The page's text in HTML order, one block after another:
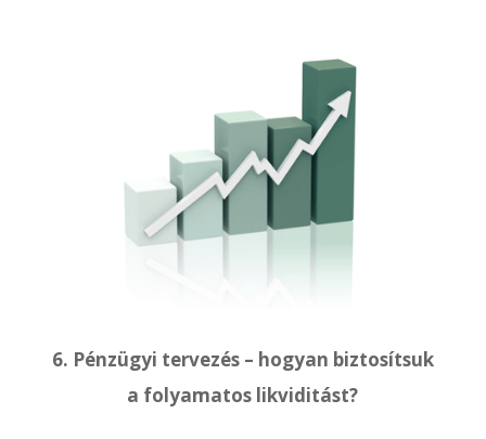
6. Pénzügyi tervezés – hogyan biztosítsuk
a folyamatos likviditást?